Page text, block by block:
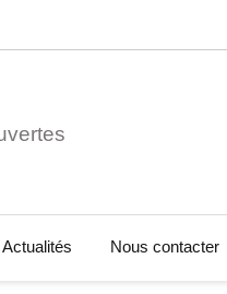
Actualités Nous contacter